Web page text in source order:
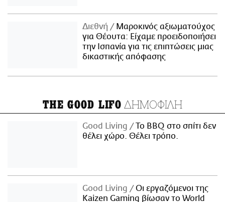
Διεθνή
Μαροκινός αξιωματούχος
για Θέουτα: Είχαμε προειδοποιήσει
την Ισπανία για τις επιπτώσεις μιας
δικαστικής απόφασης
THE GOOD LIFO ΔΗΜΟΦΙΛΗ
Good Living
Το BBQ στο σπίτι δεν
θέλει χώρο. Θέλει τρόπο.
Good Living
Οι εργαζόμενοι της
Kaizen Gaming βίωσαν το World